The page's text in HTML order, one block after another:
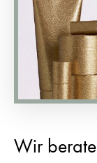
Wir